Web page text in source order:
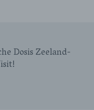
Dosis Zeeland-